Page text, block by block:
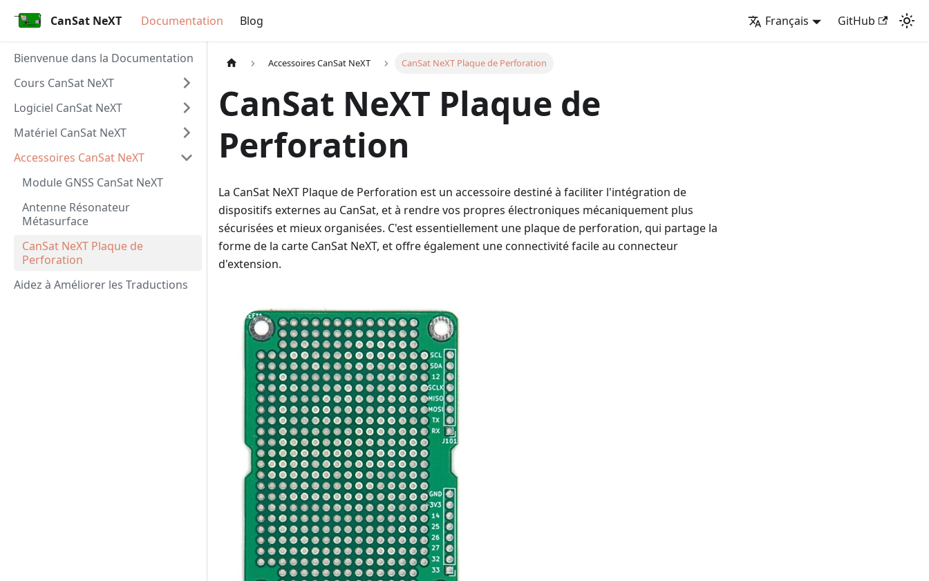
CanSat NeXT Documentation Blog Français GitHub
Bienvenue dans la Documentation
Cours CanSat NeXT
Logiciel CanSat NeXT
Matériel CanSat NeXT
Accessoires CanSat NeXT
Module GNSS CanSat NeXT
Antenne Résonateur
Métasurface
CanSat NeXT Plaque de
Perforation
Aidez à Améliorer les Traductions
Accessoires CanSat NeXT CanSat NeXT Plaque de Perforation
CanSat NeXT Plaque de
Perforation
La CanSat NeXT Plaque de Perforation est un accessoire destiné à faciliter l'intégration de
dispositifs externes au CanSat, et à rendre vos propres électroniques mécaniquement plus
sécurisées et mieux organisées. C'est essentiellement une plaque de perforation, qui partage la
forme de la carte CanSat NeXT, et offre également une connectivité facile au connecteur
d'extension.